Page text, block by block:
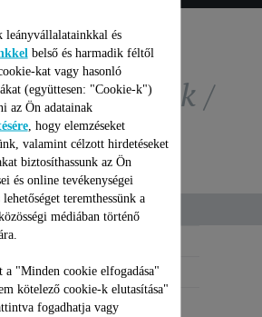
paraméterek /
180°C
Egyéb
leányvállalatainkkal és
belső és harmadik féltől
kat vagy hasonló
(együttesen: "Cookie-k")
az Ön adatainak
, hogy elemzéseket
valamint célzott hirdetéseket
biztosíthassunk az Ön
és online tevékenységei
teremthessünk a
médiában történő
a "Minden cookie elfogadása"
kötelező cookie-k elutasítása"
fogadhatja vagy